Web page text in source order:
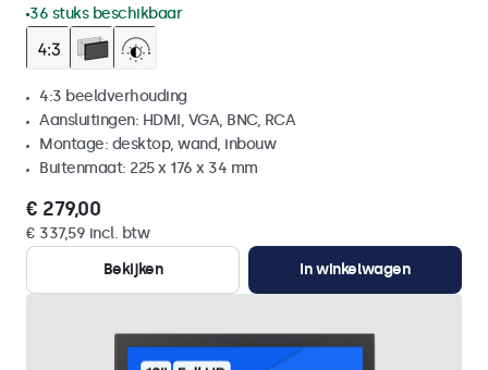
36 stuks beschikbaar
4:3 beeldverhouding
Aansluitingen: HDMI, VGA, BNC, RCA
Montage: desktop, wand, inbouw
Buitenmaat: 225 x 176 x 34 mm
€ 279,00
€ 337,59 incl. btw
Bekijken
In winkelwagen